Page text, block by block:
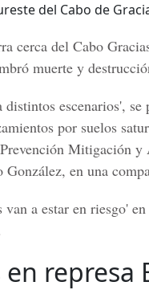
del Cabo de
cerca del Cabo
muerte y
distintos escenarios',
por suelos
Mitigación y
en una
a estar en riesgo'
represa